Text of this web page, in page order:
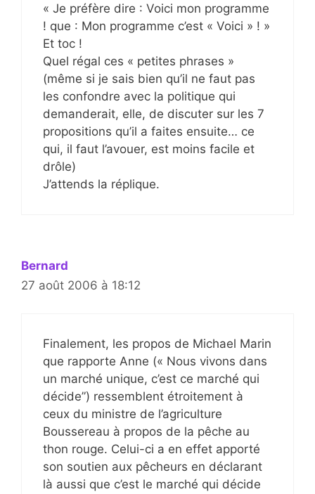
« Je préfère dire : Voici mon programme
! que : Mon programme c’est « Voici » ! »
Et toc !
Quel régal ces « petites phrases »
(même si je sais bien qu’il ne faut pas
les confondre avec la politique qui
demanderait, elle, de discuter sur les 7
propositions qu’il a faites ensuite… ce
qui, il faut l’avouer, est moins facile et
drôle)
J’attends la réplique.
Bernard
27 août 2006 à 18:12
Finalement, les propos de Michael Marin
que rapporte Anne (« Nous vivons dans
un marché unique, c’est ce marché qui
décide”) ressemblent étroitement à
ceux du ministre de l’agriculture
Boussereau à propos de la pêche au
thon rouge. Celui-ci a en effet apporté
son soutien aux pêcheurs en déclarant
là aussi que c’est le marché qui décide